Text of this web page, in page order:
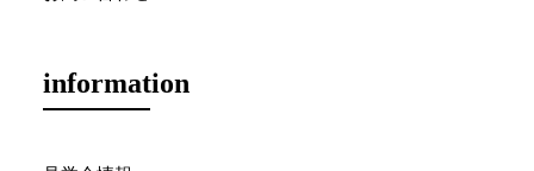
information